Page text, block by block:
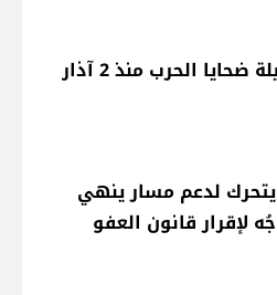
الحرب منذ 2 آذار
يتحرك لدعم مسار ينهي
لإقرار قانون العفو